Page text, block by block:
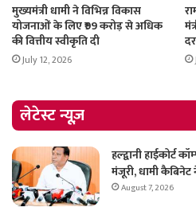
मुख्यमंत्री धामी ने विभिन्न विकास
योजनाओं के लिए ₹99 करोड़ से अधिक
की वित्तीय स्वीकृति दी
July 12, 2026
लेटेस्ट न्यूज़
हल्द्वानी हाईकोर्ट
मंजूरी, धामी
August 7, 2026